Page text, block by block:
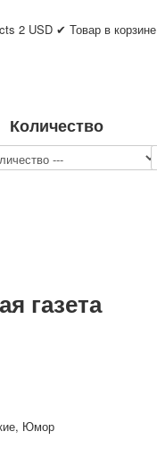
2 USD ✔ Товар в корзине
Количество
газета
Юмор